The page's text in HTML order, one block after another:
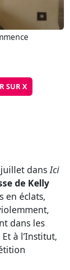
SUR X
juillet dansIci
de Kelly
en éclats,
dans les
à l’Institut,